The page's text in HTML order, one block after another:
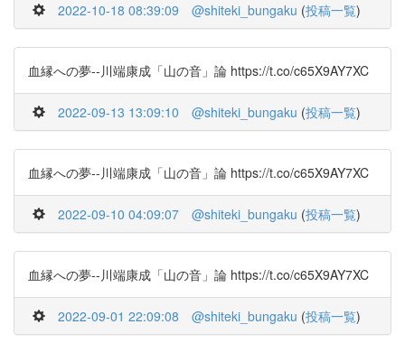
2022-10-18 08:39:09 @shiteki_bungaku (投稿一覧)
血縁への夢--川端康成「山の音」論 https://t.co/c65X9AY7XC
2022-09-13 13:09:10 @shiteki_bungaku (投稿一覧)
血縁への夢--川端康成「山の音」論 https://t.co/c65X9AY7XC
2022-09-10 04:09:07 @shiteki_bungaku (投稿一覧)
血縁への夢--川端康成「山の音」論 https://t.co/c65X9AY7XC
2022-09-01 22:09:08 @shiteki_bungaku (投稿一覧)